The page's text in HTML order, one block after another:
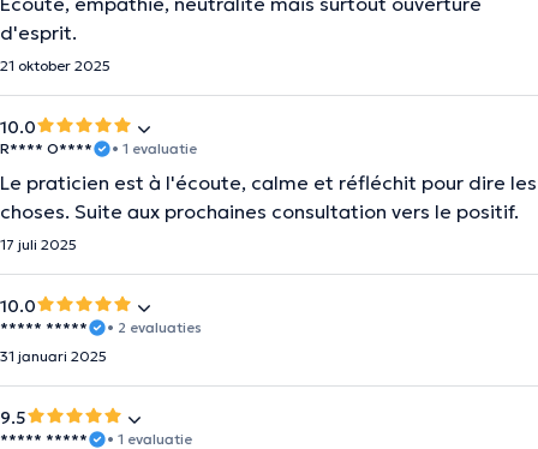
d'esprit.
21 oktober 2025
10.0
R**** O**** • 1 evaluatie
Le praticien est à l'écoute, calme et réfléchit pour dire les
choses. Suite aux prochaines consultation vers le positif.
17 juli 2025
10.0
***** *****
• 2 evaluaties
31 januari 2025
9.5
***** *****
• 1 evaluatie